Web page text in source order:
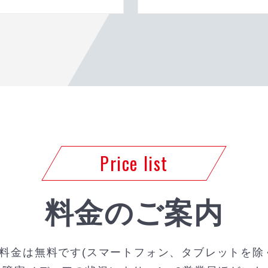
Price list
料金のご案内
金は無料です(スマートフォン、タブレットを除